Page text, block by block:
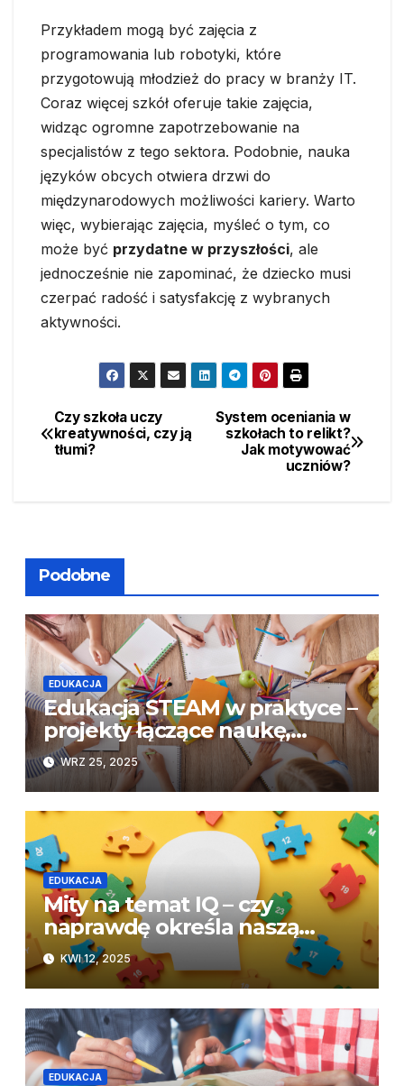
Przykładem mogą być zajęcia z
programowania lub robotyki, które
przygotowują młodzież do pracy w branży IT.
Coraz więcej szkół oferuje takie zajęcia,
widząc ogromne zapotrzebowanie na
specjalistów z tego sektora. Podobnie, nauka
języków obcych otwiera drzwi do
międzynarodowych możliwości kariery. Warto
więc, wybierając zajęcia, myśleć o tym, co
może być przydatne w przyszłości, ale
jednocześnie nie zapominać, że dziecko musi
czerpać radość i satysfakcję z wybranych
aktywności.
Nawigacja
wpisu
System oceniania w
szkołach to relikt?
Jak motywować
uczniów?
Czy szkoła uczy
kreatywności, czy ją
tłumi?
Podobne
EDUKACJA
Edukacja STEAM w praktyce –
projekty łączące naukę,
technologię, sztukę i
matematykę
WRZ 25, 2025
EDUKACJA
Mity na temat IQ – czy
naprawdę określa naszą
inteligencję?
KWI 12, 2025
EDUKACJA